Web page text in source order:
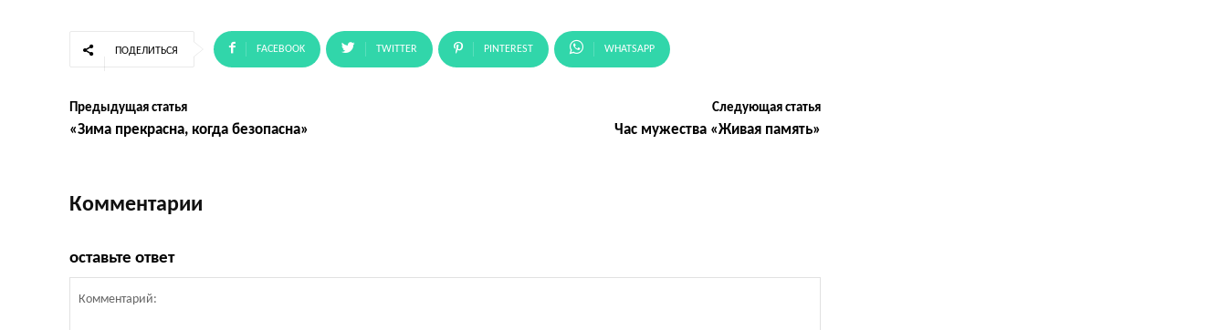
ПОДЕЛИТЬСЯ FACEBOOK TWITTER PINTEREST WHATSAPP
Предыдущая статья
«Зима прекрасна, когда безопасна»
Следующая статья
Час мужества «Живая память»
Комментарии
оставьте ответ